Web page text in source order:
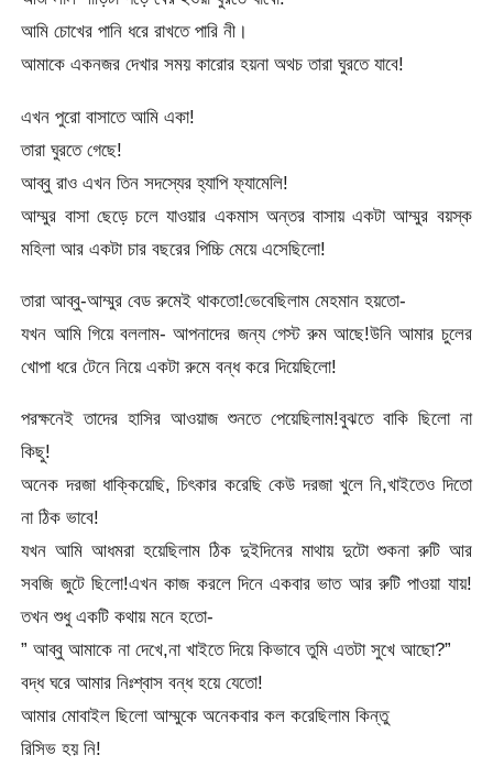
আমি চোখের পানি ধরে রাখতে পারি নী।
আমাকে একনজর দেখার সময় কারোর হয়না অথচ তারা ঘুরতে যাবে!
এখন পুরো বাসাতে আমি একা!
তারা ঘুরতে গেছে!
আব্বু রাও এখন তিন সদস্যের হ্যাপি ফ্যামেলি!
আম্মুর বাসা ছেড়ে চলে যাওয়ার একমাস অন্তর বাসায় একটা আম্মুর বয়স্ক
মহিলা আর একটা চার বছরের পিচ্চি মেয়ে এসেছিলো!
তারা আব্বু-আম্মুর বেড রুমেই থাকতো!ভেবেছিলাম মেহমান হয়তো-
যখন আমি গিয়ে বললাম- আপনাদের জন্য গেস্ট রুম আছে!উনি আমার চুলের
খোপা ধরে টেনে নিয়ে একটা রুমে বন্ধ করে দিয়েছিলো!
পরক্ষনেই তাদের হাসির আওয়াজ শুনতে পেয়েছিলাম!বুঝতে বাকি ছিলো না
কিছু!
অনেক দরজা ধাক্কিয়েছি, চিৎকার করেছি কেউ দরজা খুলে নি,খাইতেও দিতো
না ঠিক ভাবে!
যখন আমি আধমরা হয়েছিলাম ঠিক দুইদিনের মাথায় দুটো শুকনা রুটি আর
সবজি জুটে ছিলো!এখন কাজ করলে দিনে একবার ভাত আর রুটি পাওয়া যায়!
তখন শুধু একটি কথায় মনে হতো-
” আব্বু আমাকে না দেখে,না খাইতে দিয়ে কিভাবে তুমি এতটা সুখে আছো?”
বদ্ধ ঘরে আমার নিঃশ্বাস বন্ধ হয়ে যেতো!
আমার মোবাইল ছিলো আম্মুকে অনেকবার কল করেছিলাম কিন্তু
রিসিভ হয় নি!